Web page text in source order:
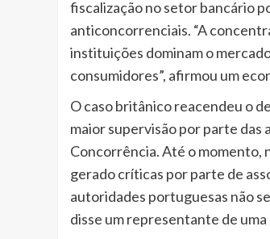
fiscalização no setor bancário
anticoncorrenciais. “A
instituições dominam o
consumidores”, afirmou um
O caso britânico reacendeu o
maior supervisão por parte das
Concorrência. Até o momento,
gerado críticas por parte de
autoridades portuguesas não
disse um representante de